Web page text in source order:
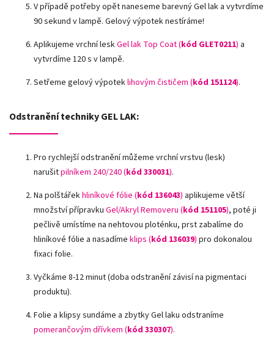
V případě potřeby opět naneseme barevný Gel lak a vytvrdíme
90 sekund v lampě. Gelový výpotek nestíráme!
Aplikujeme vrchní leskGel lak Top Coat (kód GLET0211) a
vytvrdíme 120 s v lampě.
Setřeme gelový výpoteklihovým čističem (kód 151124).
Odstranění techniky GEL LAK:
Pro rychlejší odstranění můžeme vrchní vrstvu (lesk)
narušitpilníkem 240/240 (kód 330031).
Na polštářekhliníkové fólie (kód 136043) aplikujeme větší
množství přípravku Gel/Akryl Removeru (kód 151105), poté ji
pečlivě umístíme na nehtovou ploténku, prst zabalíme do
hliníkové fólie a nasadíme klips (kód 136039) pro dokonalou
fixaci folie.
Vyčkáme 8-12 minut (doba odstranění závisí na pigmentaci
produktu).
Folie a klipsy sundáme a zbytky Gel laku odstraníme
pomerančovým dřívkem (kód 330307).